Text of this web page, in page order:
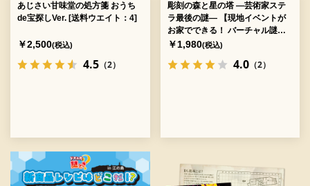
あじさい甘味堂の処方箋 おうち
de宝探しVer. [送料ウエイト：4]
￥2,500(税込)
4.5 （2）
彫刻の森と星の塔 ―芸術家ステ
ラ最後の謎― 【現地イベントが
お家でできる！ バーチャル謎解
きプログラム】 [送料ウエイト：
￥1,980(税込)
4.0（2）